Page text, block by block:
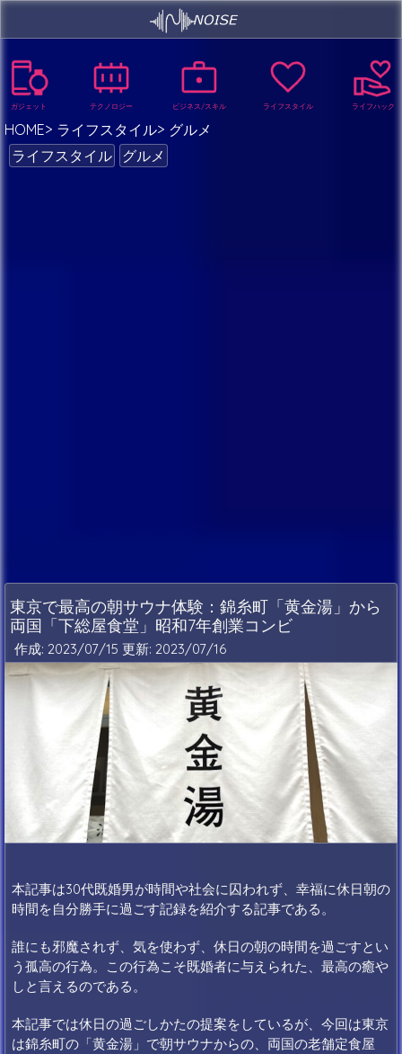
ガジェット テクノロジー ビジネス/スキル ライフスタイル ライフハック
HOME ライフスタイル
グルメ
ライフスタイル グルメ
東京で最高の朝サウナ体験：錦糸町「黄金湯」から
両国「下総屋食堂」昭和7年創業コンビ
作成: 2023/07/15 更新: 2023/07/16
本記事は30代既婚男が時間や社会に囚われず、幸福に休日朝の
時間を自分勝手に過ごす記録を紹介する記事である。
誰にも邪魔されず、気を使わず、休日の朝の時間を過ごすとい
う孤高の行為。この行為こそ既婚者に与えられた、最高の癒や
しと言えるのである。
本記事では休日の過ごしかたの提案をしているが、今回は東京
は錦糸町の「黄金湯」で朝サウナからの、両国の老舗定食屋